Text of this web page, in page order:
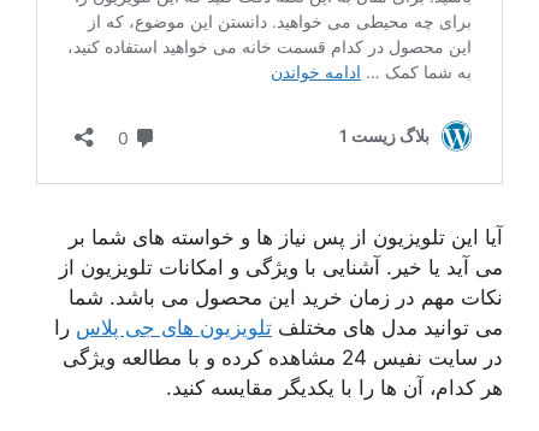
آیا این تلویزیون از پس نیاز ها و خواسته های شما بر
می آید یا خیر. آشنایی با ویژگی و امکانات تلویزیون از
نکات مهم در زمان خرید این محصول می باشد. شما
می توانید مدل های مختلفتلویزیون های جی پلاسرا
در سایت نفیس 24 مشاهده کرده و با مطالعه ویژگی
هر کدام، آن ها را با یکدیگر مقایسه کنید.